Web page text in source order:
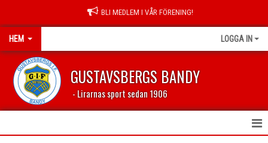
BLI MEDLEM I VÅR FÖRENING!
HEM LOGGA IN
GUSTAVSBERGS BANDY
- Lirarnas sport sedan 1906